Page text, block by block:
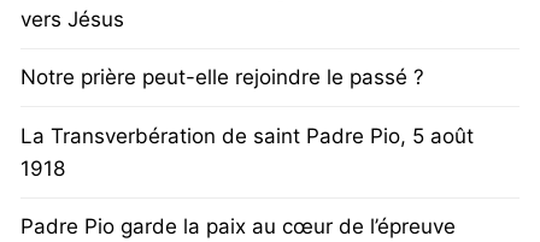
vers Jésus
Notre prière peut-elle rejoindre le passé ?
La Transverbération de saint Padre Pio, 5 août
1918
Padre Pio garde la paix au cœur de l’épreuve